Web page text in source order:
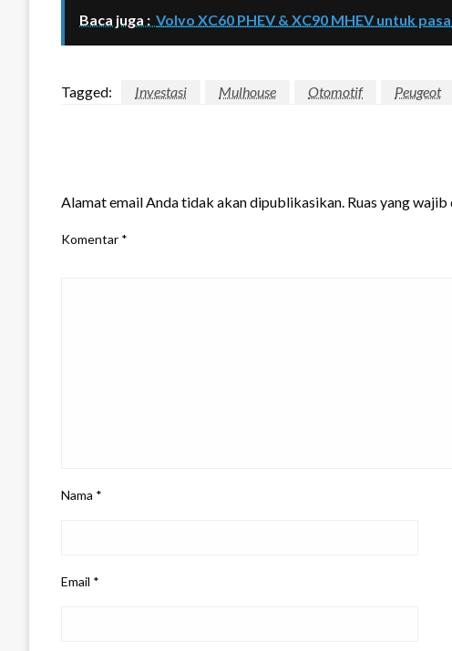
Baca juga : Volvo XC60 PHEV & XC90 MHEV untuk
Tagged: Investasi Mulhouse Otomotif Peugeot
Alamat email Anda tidak akan dipublikasikan. Ruas yang
Komentar *
Nama *
Email *